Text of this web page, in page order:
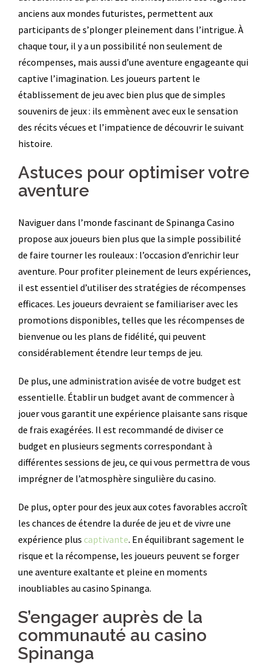
anciens aux mondes futuristes, permettent aux
participants de s’plonger pleinement dans l’intrigue. À
chaque tour, il y a un possibilité non seulement de
récompenses, mais aussi d’une aventure engageante qui
captive l’imagination. Les joueurs partent le
établissement de jeu avec bien plus que de simples
souvenirs de jeux : ils emmènent avec eux le sensation
des récits vécues et l’impatience de découvrir le suivant
histoire.
Astuces pour optimiser votre
aventure
Naviguer dans l’monde fascinant de Spinanga Casino
propose aux joueurs bien plus que la simple possibilité
de faire tourner les rouleaux : l’occasion d’enrichir leur
aventure. Pour profiter pleinement de leurs expériences,
il est essentiel d’utiliser des stratégies de récompenses
efficaces. Les joueurs devraient se familiariser avec les
promotions disponibles, telles que les récompenses de
bienvenue ou les plans de fidélité, qui peuvent
considérablement étendre leur temps de jeu.
De plus, une administration avisée de votre budget est
essentielle. Établir un budget avant de commencer à
jouer vous garantit une expérience plaisante sans risque
de frais exagérées. Il est recommandé de diviser ce
budget en plusieurs segments correspondant à
différentes sessions de jeu, ce qui vous permettra de vous
imprégner de l’atmosphère singulière du casino.
De plus, opter pour des jeux aux cotes favorables accroît
les chances de étendre la durée de jeu et de vivre une
expérience plus captivante. En équilibrant sagement le
risque et la récompense, les joueurs peuvent se forger
une aventure exaltante et pleine en moments
inoubliables au casino Spinanga.
S’engager auprès de la
communauté au casino
Spinanga